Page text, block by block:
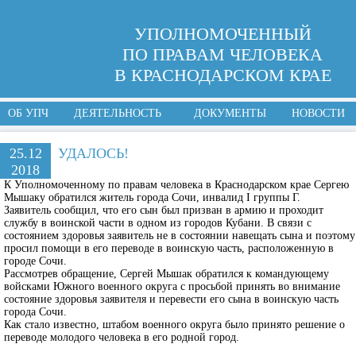
УПОЛНОМОЧЕННЫЙ
ПО ПРАВАМ ЧЕЛОВЕКА
В КРАСНОДАРСКОМ КРАЕ
ОБ УПЧ ДЕЯТЕЛЬНОСТЬ ДОКУМЕНТЫ НОВОСТИ
25.12
2018
УДАЛОСЬ!
К Уполномоченному по правам человека в Краснодарском крае Сергею
Мышаку обратился житель города Сочи, инвалид I группы Г.
Заявитель сообщил, что его сын был призван в армию и проходит
службу в воинской части в одном из городов Кубани. В связи с
состоянием здоровья заявитель не в состоянии навещать сына и поэтому
просил помощи в его переводе в воинскую часть, расположенную в
городе Сочи.
Рассмотрев обращение, Сергей Мышак обратился к командующему
войсками Южного военного округа с просьбой принять во внимание
состояние здоровья заявителя и перевести его сына в воинскую часть
города Сочи.
Как стало известно, штабом военного округа было принято решение о
переводе молодого человека в его родной город.